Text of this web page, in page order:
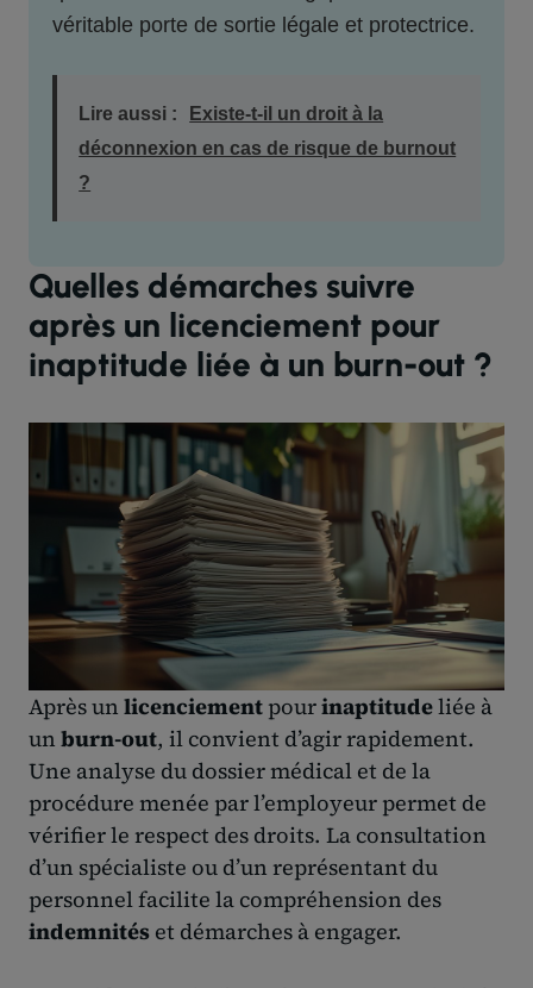
véritable porte de sortie légale et protectrice.
Lire aussi :
Existe-t-il un droit à la
déconnexion en cas de risque de burnout
?
Quelles démarches suivre
après un licenciement pour
inaptitude liée à un burn-out ?
Après un licenciement pourinaptitudeliée à
un burn-out, il convient d’agir rapidement.
Une analyse du dossier médical et de la
procédure menée par l’employeur permet de
vérifier le respect des droits. La consultation
d’un spécialiste ou d’un représentant du
personnel facilite la compréhension des
indemnités et démarches à engager.